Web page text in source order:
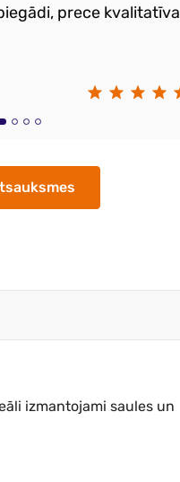
prece kvalitatīva
izmantojami saules un